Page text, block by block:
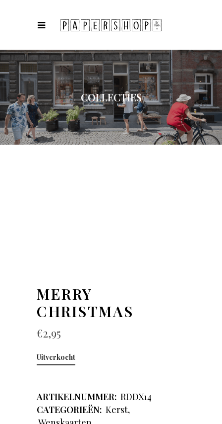
COLLECTIES
MERRY
CHRISTMAS
€2,95
Uitverkocht
ARTIKELNUMMER: RDDX14
CATEGORIEËN: Kerst,